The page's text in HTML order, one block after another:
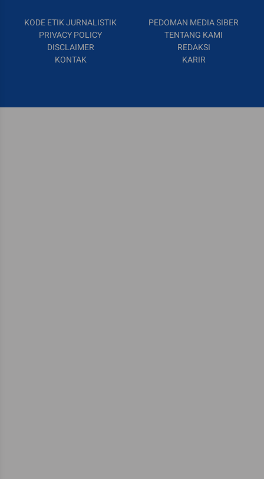
KODE ETIK JURNALISTIK
PEDOMAN MEDIA SIBER
PRIVACY POLICY
TENTANG KAMI
DISCLAIMER
REDAKSI
KONTAK
KARIR